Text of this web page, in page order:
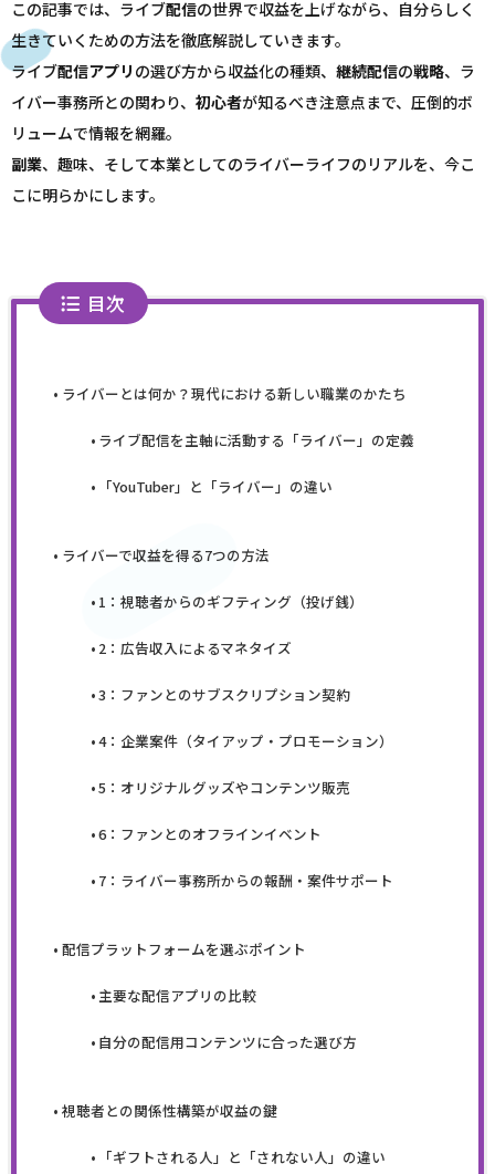
この記事では、ライブ配信の世界で収益を上げながら、自分らしく
生きていくための方法を徹底解説していきます。
ライブ配信アプリ の選び方から収益化の種類、 継続配信の戦略、ラ
イバー事務所との関わり、 初心者が知るべき注意点まで、圧倒的ボ
リュームで情報を網羅。
副業、趣味、そして本業としてのライバーライフのリアルを、今こ
こに明らかにします。
目次
ライバーとは何か？現代における新しい職業のかたち
ライブ配信を主軸に活動する「ライバー」の定義
「YouTuber」と「ライバー」の違い
ライバーで収益を得る7つの方法
1：視聴者からのギフティング（投げ銭）
2：広告収入によるマネタイズ
3：ファンとのサブスクリプション契約
4：企業案件（タイアップ・プロモーション）
5：オリジナルグッズやコンテンツ販売
6：ファンとのオフラインイベント
7：ライバー事務所からの報酬・案件サポート
配信プラットフォームを選ぶポイント
主要な配信アプリの比較
自分の配信用コンテンツに合った選び方
視聴者との関係性構築が収益の鍵
「ギフトされる人」と「されない人」の違い